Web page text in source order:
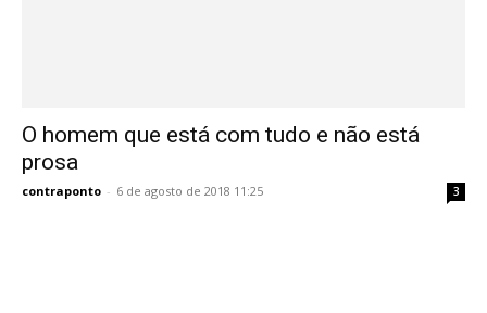
O homem que está com tudo e não está
prosa
contraponto - 6 de agosto de 2018 11:25 3